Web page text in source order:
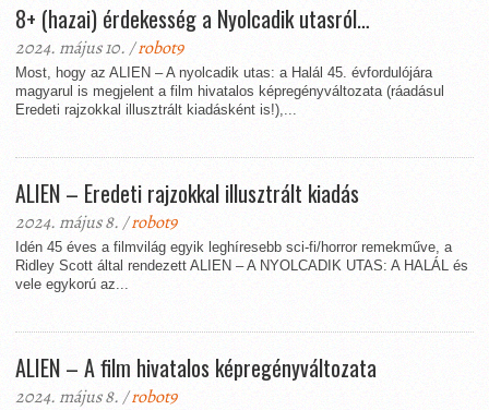
8+ (hazai) érdekesség a Nyolcadik utasról…
2024. május 10. /robot9
Most, hogy az ALIEN – A nyolcadik utas: a Halál 45. évfordulójára
magyarul is megjelent a film hivatalos képregényváltozata (ráadásul
Eredeti rajzokkal illusztrált kiadásként is!),...
ALIEN – Eredeti rajzokkal illusztrált kiadás
2024. május 8. /robot9
Idén 45 éves a filmvilág egyik leghíresebb sci-fi/horror remekműve, a
Ridley Scott által rendezett ALIEN – A NYOLCADIK UTAS: A HALÁL és
vele egykorú az...
ALIEN – A film hivatalos képregényváltozata
2024. május 8. /robot9